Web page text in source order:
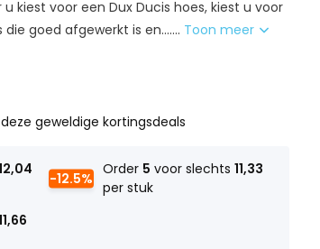
u kiest voor een Dux Ducis hoes, kiest u voor
goed afgewerkt is en....... Toon meer
geweldige kortingsdeals
-12.5%
Order 5 voor slechts 11,33
per stuk